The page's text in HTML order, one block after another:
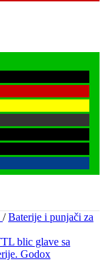
/ Baterije i punjači za